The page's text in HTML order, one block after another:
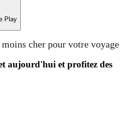
Play
cher pour votre voyage
aujourd'hui et profitez des